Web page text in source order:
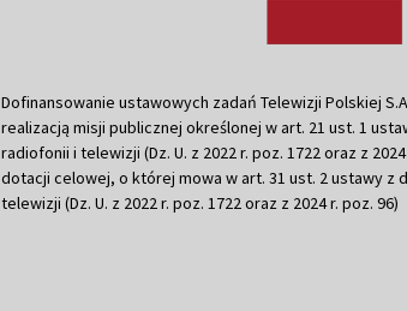
Dofinansowanie ustawowych zadań Telewizji Polskiej
realizacją misji publicznej określonej w art. 21 ust. 1
radiofonii i telewizji (Dz. U. z 2022 r. poz. 1722 oraz z
dotacji celowej, o której mowa w art. 31 ust. 2 ustawy z
telewizji (Dz. U. z 2022 r. poz. 1722 oraz z 2024 r. poz. 96)